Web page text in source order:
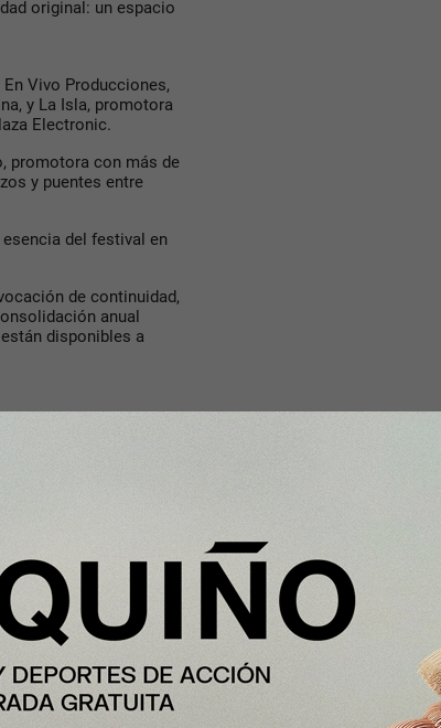
original: un espacio
Vivo Producciones,
y La Isla, promotora
Electronic.
promotora con más de
y puentes entre
del festival en
de continuidad,
anual
disponibles a